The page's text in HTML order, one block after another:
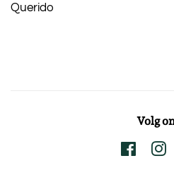
Querido
Volg